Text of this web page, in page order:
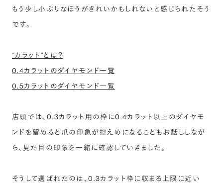
もう少し小ぶりなほうがきれいかもしれないと感じられたそう
です。
“カラット”とは？
0.4カラットのダイヤモンド一覧
0.5カラットのダイヤモンド一覧
店頭では、0.3カラット用の枠に0.4カラット以上のダイヤモ
ンドを留めると爪の印象が控えめになることもお話ししなが
ら、見た目の印象を一緒に確認していきました。
そうして選ばれたのは、0.3カラット枠に収まる上限に近い